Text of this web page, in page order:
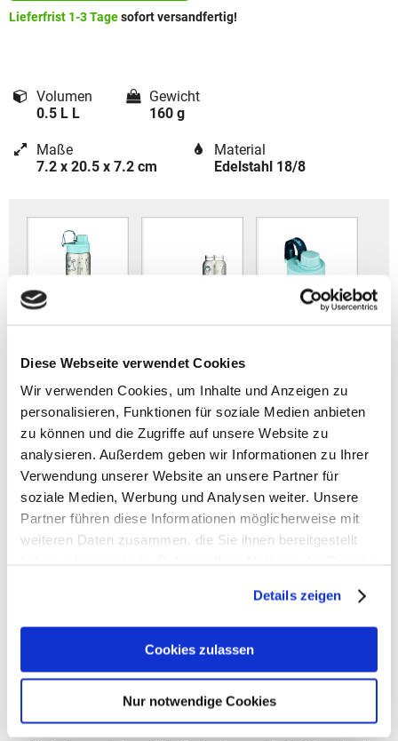
Diese Webseite verwendet Cookies
Wir verwenden Cookies, um Inhalte und Anzeigen zu
personalisieren, Funktionen für soziale Medien anbieten
zu können und die Zugriffe auf unsere Website zu
analysieren. Außerdem geben wir Informationen zu Ihrer
Verwendung unserer Website an unsere Partner für
soziale Medien, Werbung und Analysen weiter. Unsere
Partner führen diese Informationen möglicherweise mit
weiteren Daten zusammen, die Sie ihnen bereitgestellt
Details zeigen
Cookies zulassen
Nur notwendige Cookies
Lieferfrist 1-3 Tagesofort versandfertig!
Volumen
0.5 L L
Gewicht
160 g
Maße
7.2 x 20.5 x 7.2 cm
Material
Edelstahl 18/8
Ergobag KLETTIES
Gutscheine bestellen